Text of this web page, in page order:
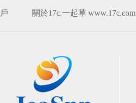
戶 關於17c.一起草 www.17c.com